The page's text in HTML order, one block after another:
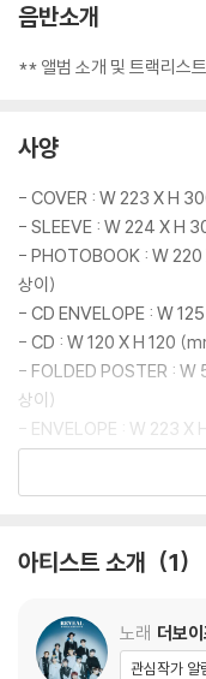
음반소개
** 앨범 소개 및 트랙리스
사양
- COVER : W 223 X H
- SLEEVE : W 224 X H
- PHOTOBOOK : W
상이)
- CD ENVELOPE : W
- CD : W 120 X H 120
- FOLDED POSTER : W
상이)
- ENVELOPE : W 223 X
- TRACK STICKER : W
- POSTCARD : W 125
- SELFIE PHOTOCARD
아티스트 소개 1
노래 더보
관심작가 알